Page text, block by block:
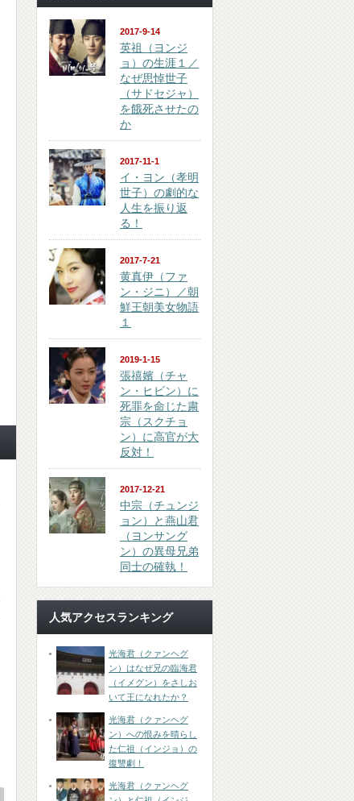
2017-9-14
英祖（ヨンジ
ョ）の生涯１／
なぜ思悼世子
（サドセジャ）
を餓死させたの
か
2017-11-1
イ・ヨン（孝明
世子）の劇的な
人生を振り返
る！
2017-7-21
黄真伊（ファ
ン・ジニ）／朝
鮮王朝美女物語
１
2019-1-15
張禧嬪（チャ
ン・ヒビン）に
死罪を命じた粛
宗（スクチョ
ン）に高官が大
反対！
2017-12-21
中宗（チュンジ
ョン）と燕山君
（ヨンサング
ン）の異母兄弟
同士の確執！
人気アクセスランキング
光海君（クァンヘグ
ン）はなぜ兄の臨海君
（イメグン）をさしお
いて王になれたか？
光海君（クァンヘグ
ン）への恨みを晴らし
た仁祖（インジョ）の
復讐劇！
光海君（クァンヘグ